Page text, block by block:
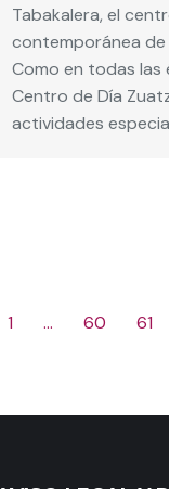
Tabakalera, el
contemporánea
Como en todas las
Centro de Día
actividades
1 … 60 61